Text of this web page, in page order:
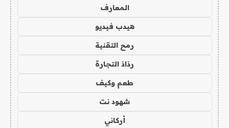
المعارف
هيدب فيديو
رمح التقنية
رذاذ التجارة
طعم وكيف
شهود نت
أركاني